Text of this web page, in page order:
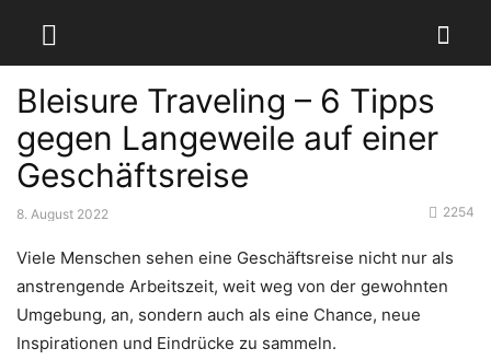
Bleisure Traveling – 6 Tipps
gegen Langeweile auf einer
Geschäftsreise
8. August 2022 2254
Viele Menschen sehen eine Geschäftsreise nicht nur als
anstrengende Arbeitszeit, weit weg von der gewohnten
Umgebung, an, sondern auch als eine Chance, neue
Inspirationen und Eindrücke zu sammeln.